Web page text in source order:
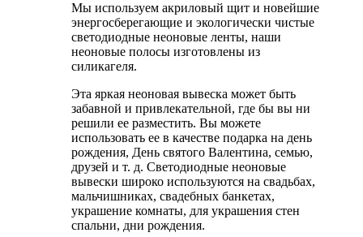
Мы используем акриловый щит и новейшие
энергосберегающие и экологически чистые
светодиодные неоновые ленты, наши
неоновые полосы изготовлены из
силикагеля.
Эта яркая неоновая вывеска может быть
забавной и привлекательной, где бы вы ни
решили ее разместить. Вы можете
использовать ее в качестве подарка на день
рождения, День святого Валентина, семью,
друзей и т. д. Светодиодные неоновые
вывески широко используются на свадьбах,
мальчишниках, свадебных банкетах,
украшение комнаты, для украшения стен
спальни, дни рождения.